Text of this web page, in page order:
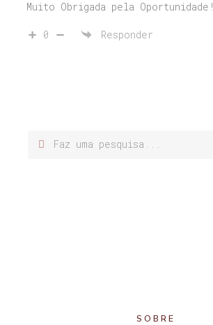
Muito Obrigada pela Oportunidade!
0 Responder
SOBRE